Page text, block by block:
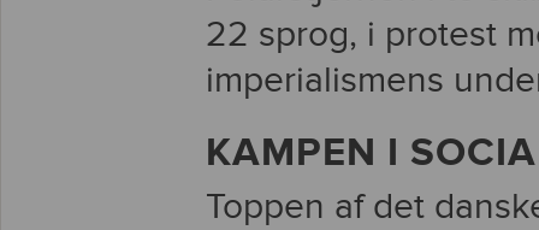
22 sprog, i protest
imperialismens
KAMPEN I
Toppen af det